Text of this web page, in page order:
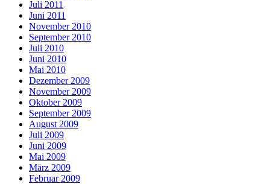
Juli 2011
Juni 2011
November 2010
September 2010
Juli 2010
Juni 2010
Mai 2010
Dezember 2009
November 2009
Oktober 2009
September 2009
August 2009
Juli 2009
Juni 2009
Mai 2009
März 2009
Februar 2009